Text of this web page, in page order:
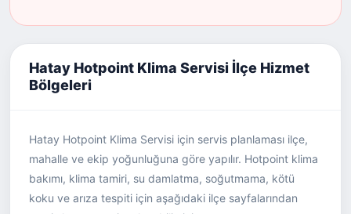
Hatay Hotpoint Klima Servisi İlçe Hizmet
Bölgeleri
Hatay Hotpoint Klima Servisi için servis planlaması ilçe,
mahalle ve ekip yoğunluğuna göre yapılır. Hotpoint klima
bakımı, klima tamiri, su damlatma, soğutmama, kötü
koku ve arıza tespiti için aşağıdaki ilçe sayfalarından